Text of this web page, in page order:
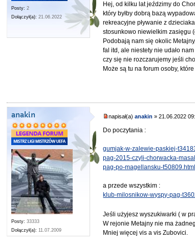
Posty: 2
Dołączył(a): 21.06.2022
Hej, od kilku lat jeździmy do
który byłby dobrą bazą
rekreacyjne pływanie z
stosunkowo niewielkim zasięgu
Podobają nam się okolic
fal itd, ale niestety nie udało
czy się nie rozczarujemy jeśli
Może są tu na forum osoby,
anakin
Posty: 33333
Dołączył(a): 11.07.2009
napisał(a)anakin » 21.06.2022
Do poczytania :
gumjak-w-zalewie-paskiej-
pag-2015-czyli-chorwacka-
pag-po-magellansku-t50809.html
a przede wszystkim :
klub-milosnikow-wyspy-pag-
Jeśli użyjesz wyszukiwarki ( w
W rejonie Metajny nie ma
Mniej więcej vis a vis Zubovici.